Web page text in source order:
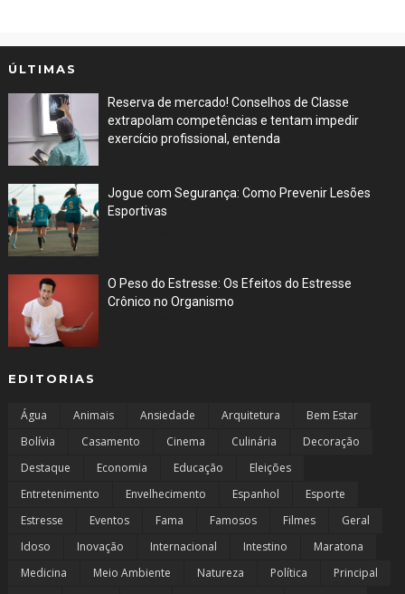
ÚLTIMAS
Reserva de mercado! Conselhos de Classe
extrapolam competências e tentam impedir
exercício profissional, entenda
Jogue com Segurança: Como Prevenir Lesões
Esportivas
O Peso do Estresse: Os Efeitos do Estresse
Crônico no Organismo
EDITORIAS
Água Animais Ansiedade Arquitetura
Bem Estar
Bolívia
Casamento Cinema Culinária
Decoração
Destaque
Economia Educação
Eleições
Entretenimento
Envelhecimento Espanhol
Esporte
Estresse
Eventos Fama Famosos Filmes
Geral
Idoso
Inovação Internacional Intestino
Maratona
Medicina
Meio Ambiente Natureza Política
Principal